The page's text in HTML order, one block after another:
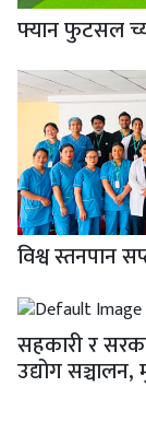
फ्यान फुटसल
विश्व स्तनपान
सहकारी र
उद्योग सञ्चालन,